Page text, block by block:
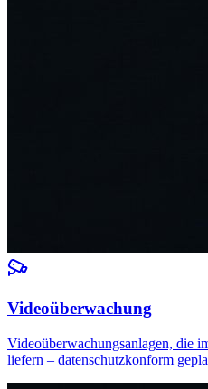
Videoüberwachung
Videoüberwachungsanlagen, die
liefern – datenschutzkonform